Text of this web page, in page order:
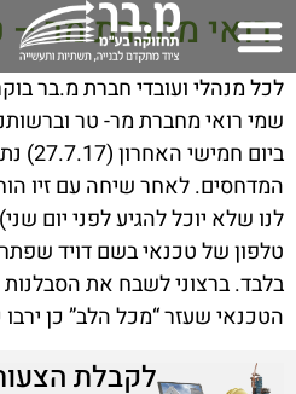
רואי מחברת מר –
לכל מנהלי ועובדי חברת מ.בר
שמי רואי מחברת מר- טר
ביום
המדחסים. לאחר שיחה עם זיו
לנו שלא יוכל להגיע לפני יום
טלפון של טכנאי בשם דויד
בלבד. ברצוני לשבח את
הטכנאי שעזר “מכל הלב” כן ירבו
לקבלת